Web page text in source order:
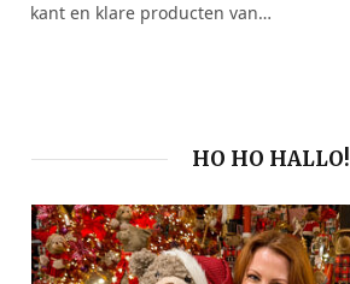
kant en klare producten van…
HO HO HALLO!